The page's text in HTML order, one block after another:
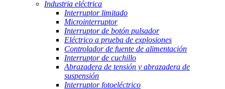
Industria eléctrica
Interruptor limitado
Microinterruptor
Interruptor de botón pulsador
Eléctrico a prueba de explosiones
Controlador de fuente de alimentación
Interruptor de cuchillo
Abrazadera de tensión y abrazadera de
suspensión
Interruptor fotoeléctrico